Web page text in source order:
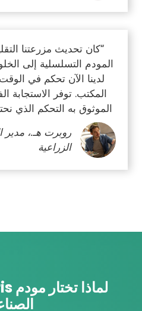
“كان تحديث مزرعتنا
المودم التسلسلية إلى
لدينا الآن تحكم في
المكتب. توفر الاستجابة
الموثوق به التحكم الذي
روبرت هـ.، مدير
الزراعية